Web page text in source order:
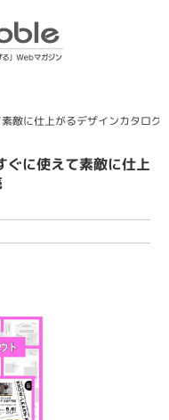
敵に仕上がるデザインカタログ
ぐに使えて素敵に仕上